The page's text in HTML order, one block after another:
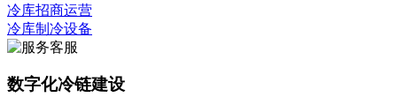
冷库招商运营
冷库制冷设备
数字化冷链建设